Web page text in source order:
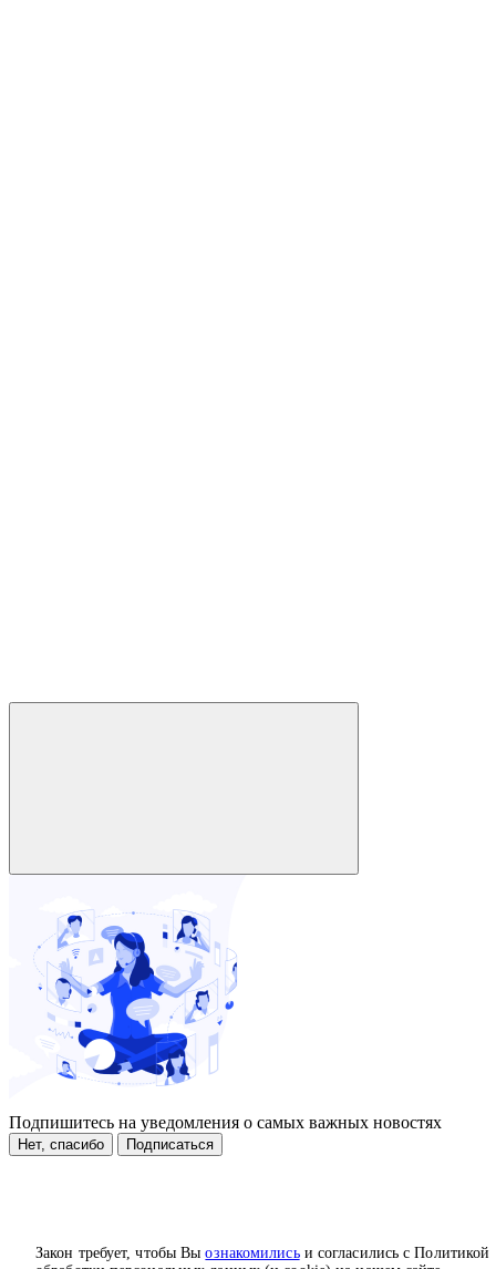
Закон требует, чтобы Выознакомилисьи согласились с Политикой
Подпишитесь на уведомления о самых важных новостях
Нет, спасибо Подписаться